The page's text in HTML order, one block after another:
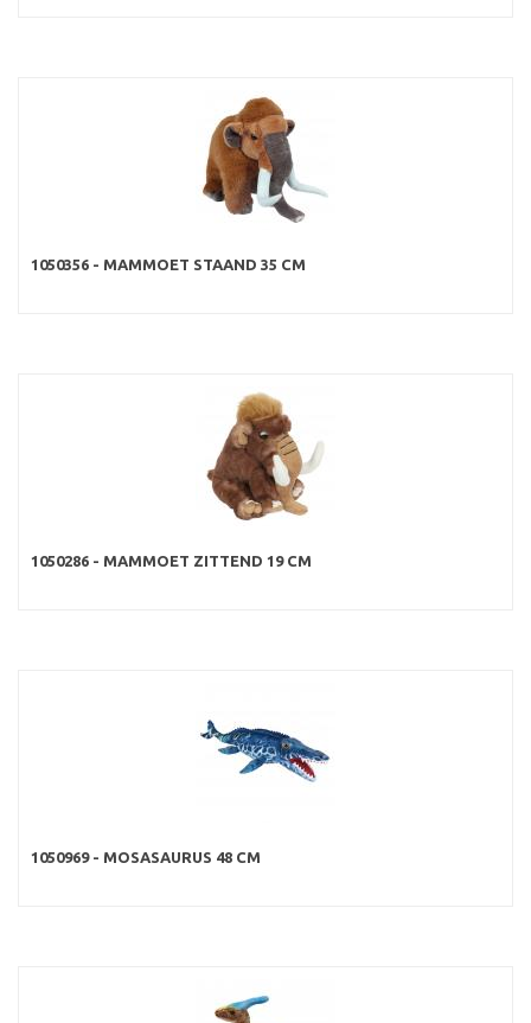
1050356 - MAMMOET STAAND 35 CM
1050286 - MAMMOET ZITTEND 19 CM
1050969 - MOSASAURUS 48 CM